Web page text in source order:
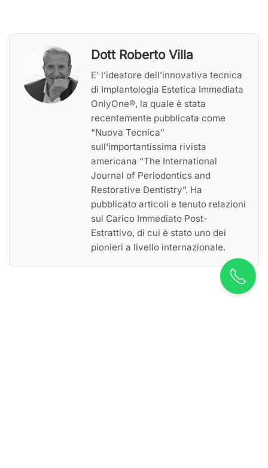
Dott Roberto Villa
E’ l’ideatore dell’innovativa tecnica
di Implantologia Estetica Immediata
OnlyOne®, la quale è stata
recentemente pubblicata come
“Nuova Tecnica”
sull’importantissima rivista
americana “The International
Journal of Periodontics and
Restorative Dentistry”. Ha
pubblicato articoli e tenuto relazioni
sul Carico Immediato Post-
Estrattivo, di cui è stato uno dei
pionieri a livello internazionale.